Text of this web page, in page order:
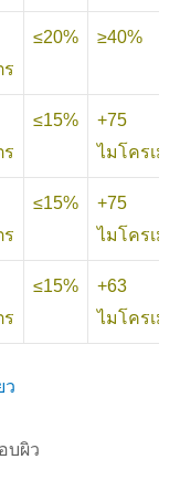
ร
≤20% ≥40%
ร
≤15%
+75
ไมโครเม
ร
≤15%
+75
ไมโครเม
ร
≤15%
+63
ไมโครเม
ว
บผิว